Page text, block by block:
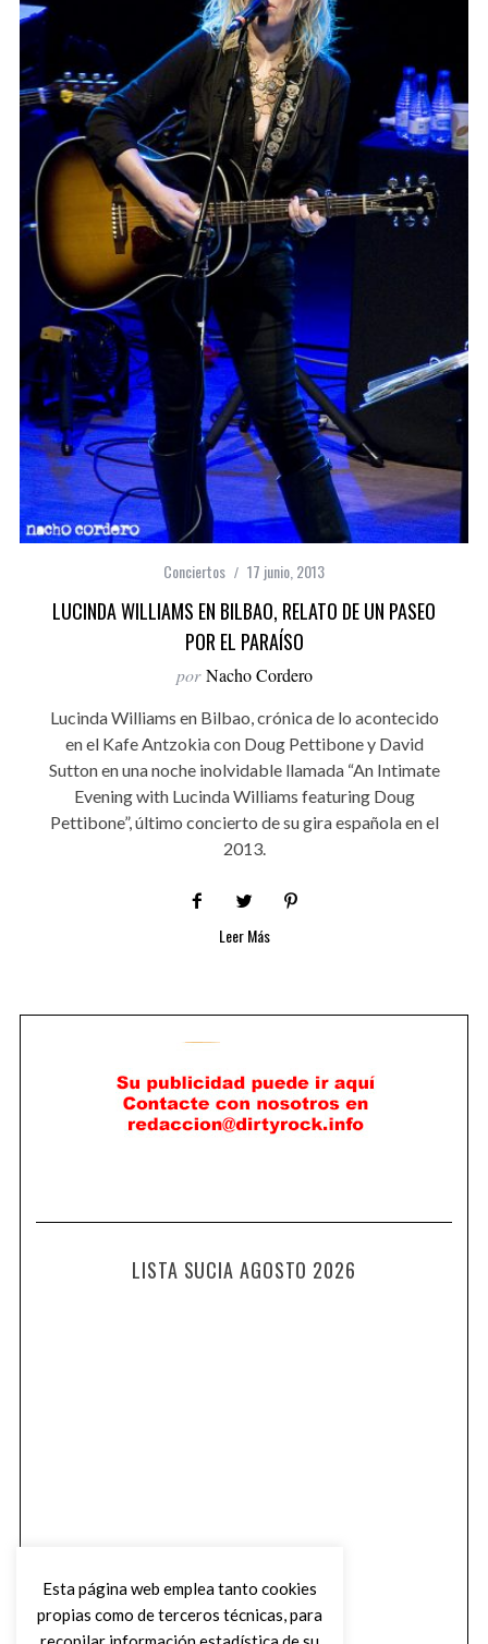
Conciertos 17 junio, 2013
LUCINDA WILLIAMS EN BILBAO, RELATO DE UN PASEO
POR EL PARAÍSO
por Nacho Cordero
Lucinda Williams en Bilbao, crónica de lo acontecido
en el Kafe Antzokia con Doug Pettibone y David
Sutton en una noche inolvidable llamada “An Intimate
Evening with Lucinda Williams featuring Doug
Pettibone”, último concierto de su gira española en el
2013.
Leer Más
LISTA SUCIA AGOSTO 2026
Esta página web emplea tanto cookies
propias como de terceros técnicas, para